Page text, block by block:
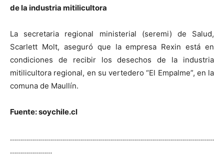
de la industria mitilicultora
La secretaria regional ministerial (seremi) de Salud,
Scarlett Molt, aseguró que la empresa Rexin está en
condiciones de recibir los desechos de la industria
mitilicultora regional, en su vertedero “El Empalme”, en la
comuna de Maullín.
Fuente: soychile.cl
…………………………………………………………………………………………
…………………